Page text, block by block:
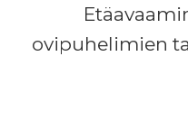
ovipuhelimien